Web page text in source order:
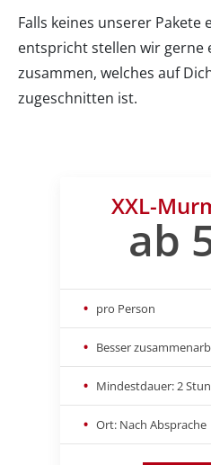
Falls keines unserer Pakete
entspricht stellen wir gerne
zusammen, welches auf
zugeschnitten ist.
XXL-
ab
pro Person
Besser
Mindestdauer: 2
Ort: Nach Absprache